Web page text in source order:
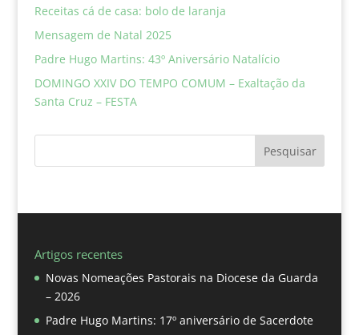
Receitas cá de casa: bolo de laranja
Mensagem de Natal 2025
Padre Hugo Martins: 43º Aniversário Natalício
DOMINGO XXIV DO TEMPO COMUM – Exaltação da
Santa Cruz – FESTA
Pesquisar
Artigos recentes
Novas Nomeações Pastorais na Diocese da Guarda
– 2026
Padre Hugo Martins: 17º aniversário de Sacerdote